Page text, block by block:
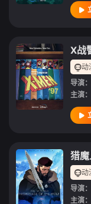
X战
动
导演：
主演：
猎
动
导演：
主演：